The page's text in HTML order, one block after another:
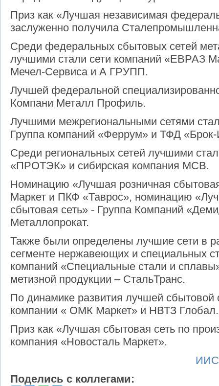
Приз как «Лучшая независимая
заслуженно получила
Среди федеральных сбытовых сетей
лучшими стали сети компаний «ЕВРАЗ
Мечел-Сервиса и А ГРУПП.
Лучшей федеральной
Компани Металл Профиль.
Лучшими межрегиональными сетями
Группа компаний «Феррум» и ТФД
Среди региональных сетей лучшими
«ПРОТЭК» и сибирская компания МСВ.
Номинацию «Лучшая розничная
Маркет и ПКФ «Таврос», номинацию
сбытовая сеть» - Группа Компаний
Металлопрокат.
Также были определены лучшие сети в
сегменте нержавеющих и специальных
компаний «Специальные стали и
метизной продукции – СтальТранс.
По динамике развития лучшей
компании « ОМК Маркет» и НВТЗ Глобал.
Приз как «Лучшая сбытовая сеть по
компания «Новосталь Маркет».
ИИС
Поделись с коллегами: